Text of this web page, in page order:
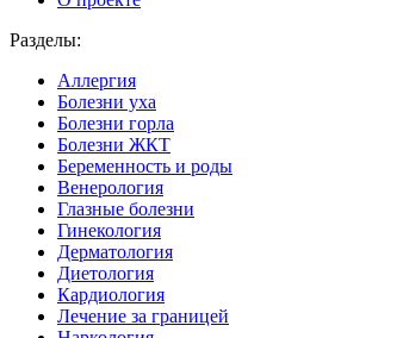
Разделы:
Аллергия
Болезни уха
Болезни горла
Болезни ЖКТ
Беременность и роды
Венерология
Глазные болезни
Гинекология
Дерматология
Диетология
Кардиология
Лечение за границей